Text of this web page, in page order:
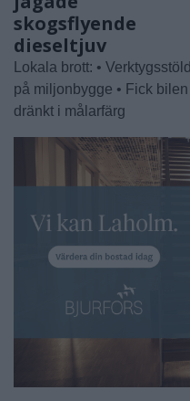
skogsflyende
dieseltjuv
Lokala brott: • Verktygsstöld
på miljonbygge • Fick bilen
dränkt i målarfärg